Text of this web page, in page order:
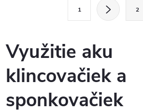
d
a
c
i
á
n
k
o
v
1 2
Využitie aku
klincovačiek a
sponkovačiek